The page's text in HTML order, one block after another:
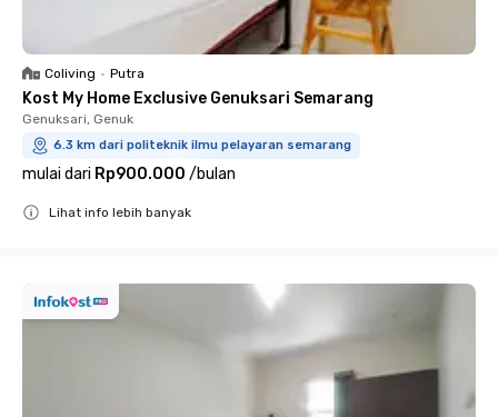
Coliving • Putra
Kost My Home Exclusive Genuksari Semarang
Genuksari, Genuk
6.3 km dari politeknik ilmu pelayaran semarang
mulai dari Rp900.000 /bulan
Lihat info lebih banyak